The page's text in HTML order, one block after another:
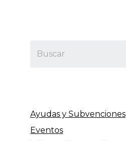
Ayudas y Subvenciones
Eventos